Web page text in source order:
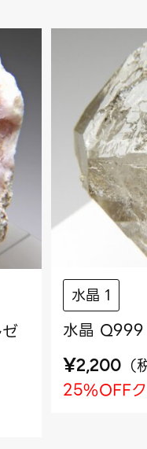
水晶 1
水晶 Q999
¥2,200 （
25%OFF